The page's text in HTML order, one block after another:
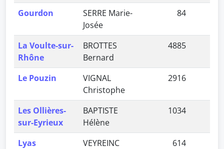
Gourdon
SERRE Marie-
Josée
84
La Voulte-sur-
Rhône
BROTTES
Bernard
4885
Le Pouzin
VIGNAL
Christophe
2916
Les Ollières-
sur-Eyrieux
BAPTISTE
Hélène
1034
Lyas
VEYREINC
614